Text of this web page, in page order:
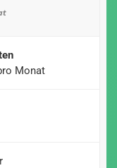
Monat